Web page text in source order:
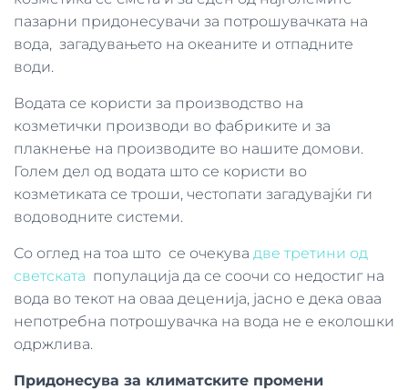
пазарни придонесувачи за потрошувачката на
вода, загадувањето на океаните и отпадните
води.
Водата се користи за производство на
козметички производи во фабриките и за
плакнење на производите во нашите домови.
Голем дел од водата што се користи во
козметиката се троши, честопати загадувајќи ги
водоводните системи.
Со оглед на тоа што се очекува две третини од
светската популација да се соочи со недостиг на
вода во текот на оваа деценија, јасно е дека оваа
непотребна потрошувачка на вода не е еколошки
одржлива.
Придонесува за климатските промени